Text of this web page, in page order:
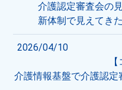
介護認定審査会の
新体制で見えてき
2026/04/10
介護情報基盤で介護認